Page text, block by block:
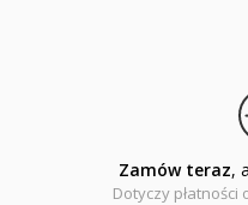
Zamów teraz,
Dotyczy